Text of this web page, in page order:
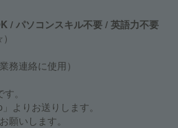
/ パソコンスキル不要 / 英語力不要
務連絡に使用）
。
よりお送りします。
願いします。